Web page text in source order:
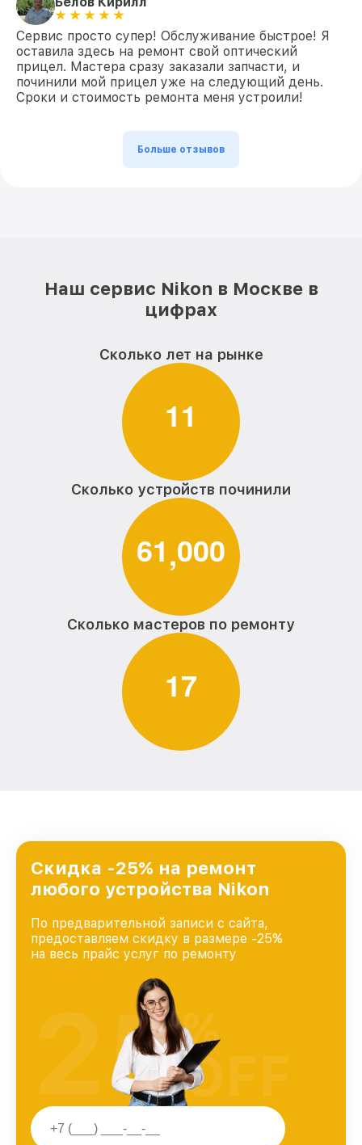
Сервис просто супер! Обслуживание быстрое! Я
оставила здесь на ремонт свой оптический
прицел. Мастера сразу заказали запчасти, и
починили мой прицел уже на следующий день.
Сроки и стоимость ремонта меня устроили!
Больше отзывов
Наш сервис Nikon в Москве в
цифрах
Сколько лет на рынке
11
Сколько устройств починили
61,000
Сколько мастеров по ремонту
17
Скидка -25% на ремонт
любого устройства Nikon
По предварительной записи с сайта,
предоставляем скидку в размере -25%
на весь прайс услуг по ремонту
25%
OFF